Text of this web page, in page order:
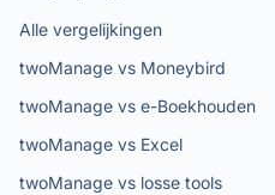
Alle vergelijkingen
twoManage vs Moneybird
twoManage vs e-Boekhouden
twoManage vs Excel
twoManage vs losse tools